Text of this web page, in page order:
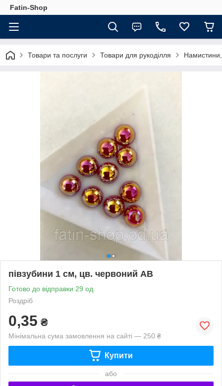
Fatin-Shop
Товари та послуги Товари для рукоділля
півзубини 1 см, цв. червоний AB
Готово до відправки 29 од.
Роздріб
0,35 ₴
Мінімальна сума замовлення на сайті — 250 ₴
Купити
або